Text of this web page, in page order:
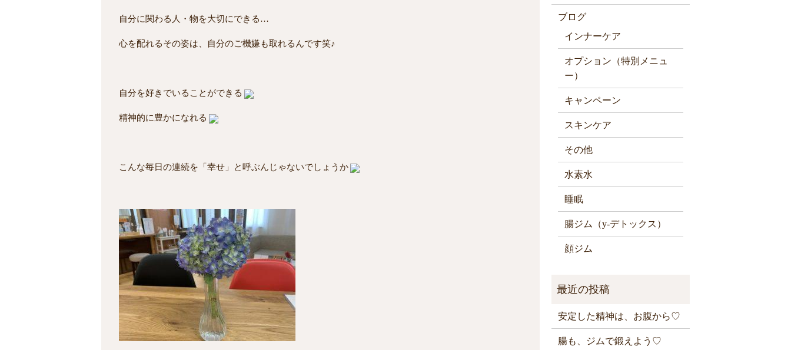
自分に関わる人・物を大切にできる…
心を配れるその姿は、自分のご機嫌も取れるんです笑♪
自分を好きでいることができる
精神的に豊かになれる
こんな毎日の連続を「幸せ」と呼ぶんじゃないでしょうか
ブログ
インナーケア
オプション（特別メニュ
ー）
キャンペーン
スキンケア
その他
水素水
睡眠
腸ジム（y-デトックス）
顔ジム
安定した精神は、お腹から♡
腸も、ジムで鍛えよう♡